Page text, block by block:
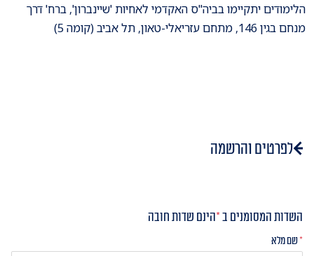
הלימודים יתקיימו בביה"ס האקדמי לאחיות 'שיינברון', ברח' דרך
מנחם בגין 146, מתחם עזריאלי-טאון, תל אביב (קומה 5)
לפרטים והרשמה
השדות המסומנים ב*הינם שדות חובה
*שם מלא